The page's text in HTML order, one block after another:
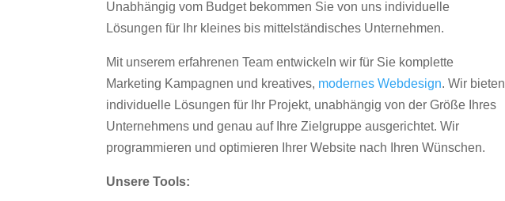
Unabhängig vom Budget bekommen Sie von uns individuelle
Lösungen für Ihr kleines bis mittelständisches Unternehmen.
Mit unserem erfahrenen Team entwickeln wir für Sie komplette
Marketing Kampagnen und kreatives, modernes Webdesign. Wir bieten
individuelle Lösungen für Ihr Projekt, unabhängig von der Größe Ihres
Unternehmens und genau auf Ihre Zielgruppe ausgerichtet. Wir
programmieren und optimieren Ihrer Website nach Ihren Wünschen.
Unsere Tools: